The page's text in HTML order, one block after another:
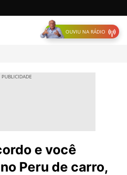
OUVIU NA RÁDIO
e você
Peru de carro,